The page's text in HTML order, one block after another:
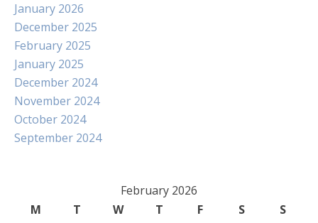
January 2026
December 2025
February 2025
January 2025
December 2024
November 2024
October 2024
September 2024
February 2026
M
T W T F S
S